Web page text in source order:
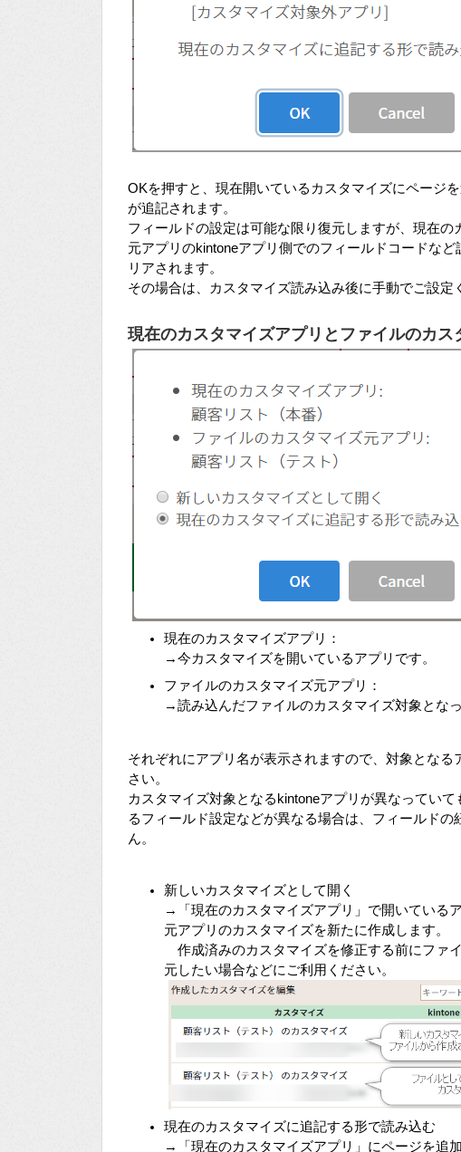
OKを押すと、現在開いているカスタマイズにページ
が追記されます。
フィールドの設定は可能な限り復元しますが、現在
元アプリのkintoneアプリ側でのフィールドコードな
リアされます。
その場合は、カスタマイズ読み込み後に手動でご設定
現在のカスタマイズアプリとファイルのカ
現在のカスタマイズアプリ：
→今カスタマイズを開いているアプリです。
ファイルのカスタマイズ元アプリ：
→読み込んだファイルのカスタマイズ対象とな
それぞれにアプリ名が表示されますので、対象とな
さい。
カスタマイズ対象となるkintoneアプリが異なってい
るフィールド設定などが異なる場合は、フィールド
ん。
新しいカスタマイズとして開く
→「現在のカスタマイズアプリ」で開いている
元アプリのカスタマイズを新たに作成します。
作成済みのカスタマイズを修正する前にファ
元したい場合などにご利用ください。
現在のカスタマイズに追記する形で読み込む
→「現在のカスタマイズアプリ」にページを追